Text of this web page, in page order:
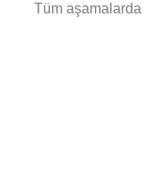
Tüm aşamalarda